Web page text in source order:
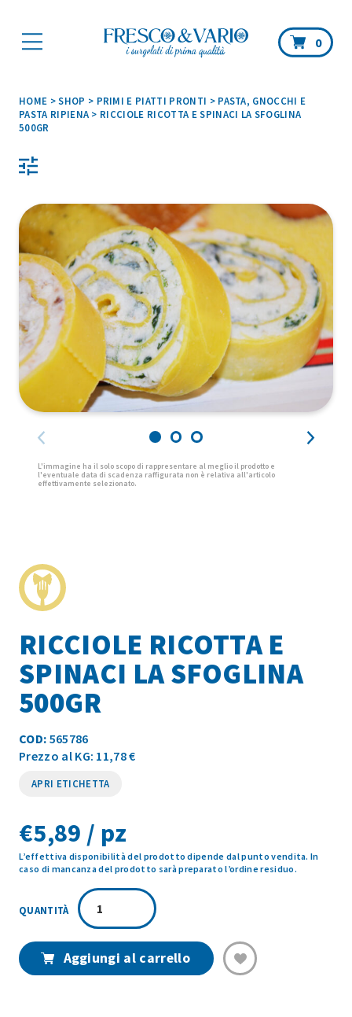
0
HOME >SHOP > PRIMI E PIATTI PRONTI > PASTA, GNOCCHI E
PASTA RIPIENA > RICCIOLE RICOTTA E SPINACI LA SFOGLINA
500GR
RICCIOLE RICOTTA E
SPINACI LA SFOGLINA
500GR
COD: 565786
Prezzo al KG: 11,78 €
APRI ETICHETTA
€5,89 / pz
L’effettiva disponibilità del prodotto dipende dal punto vendita. In
caso di mancanza del prodotto sarà preparato l’ordine residuo.
RICCIOLE
RICOTTA
LA
Aggiungi al carrello